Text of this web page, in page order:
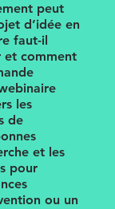
peut
d’idée en
faut-il
et comment
les
de
et les
pour
ou un